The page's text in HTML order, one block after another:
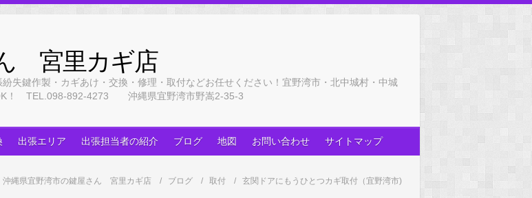
宮里カギ店
失鍵作製・カギあけ・交換・修理・取付などお任せください！宜野湾市・北中城村・中城
！ TEL.098-892-4273 沖縄県宜野湾市野嵩2-35-3
出張エリア 出張担当者の紹介 ブログ 地図 お問い合わせ サイトマップ
沖縄県宜野湾市の鍵屋さん 宮里カギ店 ブログ 取付 玄関ドアにもうひとつカギ取付（宜野湾市)